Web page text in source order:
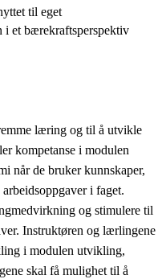
til eget
i et bærekraftsperspektiv
læring og til å utvikle
kompetanse i modulen
når de bruker kunnskaper,
i faget.
og stimulere til
Instruktøren og lærlingene
i modulen utvikling,
skal få mulighet til å